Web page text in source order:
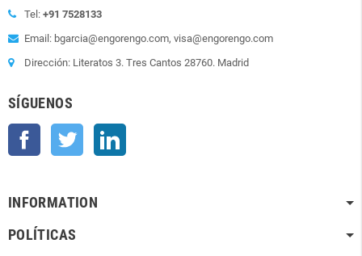
Tel: +91 7528133
Email: bgarcia@engorengo.com, visa@engorengo.com
Dirección: Literatos 3. Tres Cantos 28760. Madrid
SÍGUENOS
Facebook Twitter
INFORMATION
POLÍTICAS